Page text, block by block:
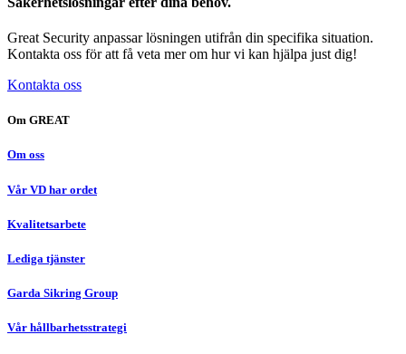
Great Security anpassar lösningen utifrån din specifika situation.
Kontakta oss för att få veta mer om hur vi kan hjälpa just dig!
Kontakta oss
Om GREAT
Om oss
Vår VD har ordet
Kvalitetsarbete
Lediga tjänster
Garda Sikring Group
Vår hållbarhetsstrategi